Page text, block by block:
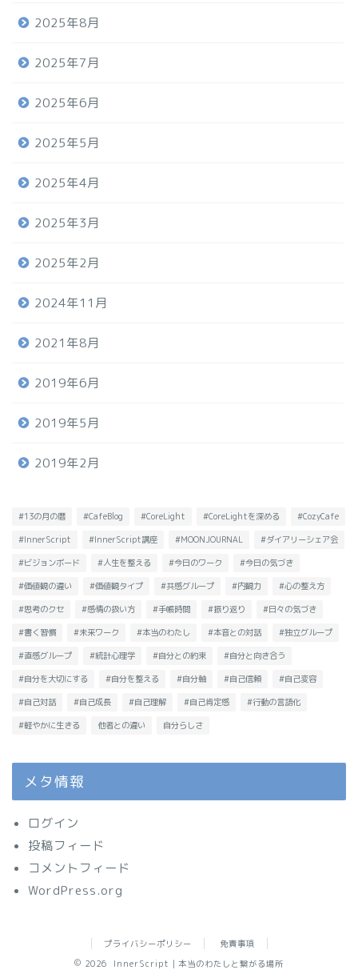
2025年8月
2025年7月
2025年6月
2025年5月
2025年4月
2025年3月
2025年2月
2024年11月
2021年8月
2019年6月
2019年5月
2019年2月
#13の月の暦 #CafeBlog #CoreLight #CoreLightを深める #CozyCafe
#InnerScript #InnerScript講座 #MOONJOURNAL #ダイアリーシェア会
#ビジョンボード #人生を整える #今日のワーク #今日の気づき
#価値観の違い #価値観タイプ #共感グループ #内観力 #心の整え方
#思考のクセ #感情の扱い方 #手帳時間 #振り返り #日々の気づき
#書く習慣 #未来ワーク #本当のわたし #本音との対話 #独立グループ
#直感グループ #統計心理学 #自分との約束 #自分と向き合う
#自分を大切にする #自分を整える #自分軸 #自己信頼 #自己変容
#自己対話 #自己成長 #自己理解 #自己肯定感 #行動の言語化
#軽やかに生きる 他者との違い 自分らしさ
メタ情報
ログイン
投稿フィード
コメントフィード
WordPress.org
プライバシーポリシー
免責事項
2026 InnerScript｜本当のわたしと繋がる場所